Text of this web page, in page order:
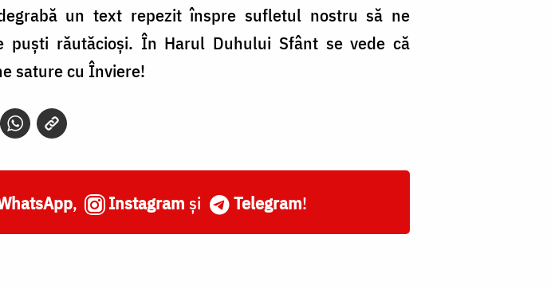
un text repezit înspre sufletul nostru să ne
răutăcioși. În Harul Duhului Sfânt se vede că
sature cu Înviere!
, Instagram și Telegram!